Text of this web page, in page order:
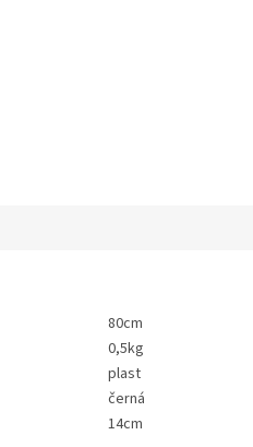
80cm
0,5kg
plast
černá
14cm